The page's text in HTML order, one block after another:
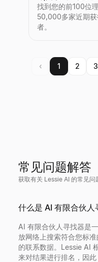
找到您的前100位
50,000多家近期
者。
‹ 1 2 3
常见问题解答
获取有关 Lessie AI 的常见问
什么是 AI 有限合伙人
AI 有限合伙人寻找器是
放网络上搜索符合您标
的联系数据。Lessie AI
来对结果进行排名，因